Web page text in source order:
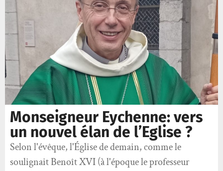
Monseigneur Eychenne: vers
un nouvel élan de l’Eglise ?
Selon l'évêque, l'Église de demain, comme le
soulignait Benoît XVI (à l'époque le professeur